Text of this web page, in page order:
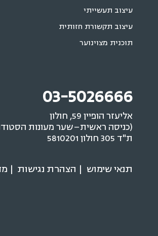
עיצוב תעשייתי
עיצוב תקשורת חזותית
תוכנית מצוינוער
03-5026666
אליעזר הופיין 59, חולון
(כניסה ראשית–שער מעונות
ת"ד 305 חולון 5810201
תנאי שימוש הצהרת נגישות